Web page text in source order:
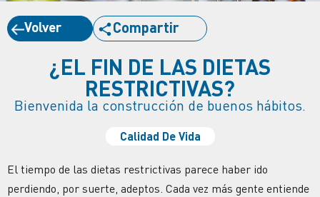
Volver Compartir
¿EL FIN DE LAS DIETAS
RESTRICTIVAS?
Bienvenida la construcción de buenos hábitos.
Calidad De Vida
El tiempo de las dietas restrictivas parece haber ido
perdiendo, por suerte, adeptos. Cada vez más gente entiende